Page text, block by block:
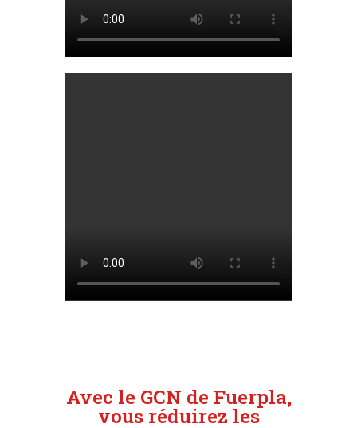
Avec le GCN de Fuerpla,
vous réduirez les